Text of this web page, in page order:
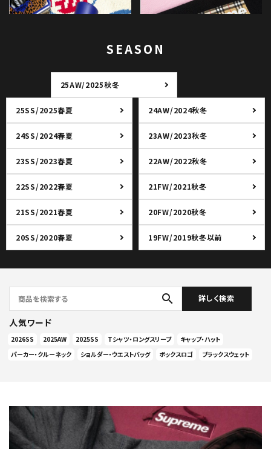
SEASON
25AW/2025秋冬
25SS/2025春夏 24AW/2024秋冬
24SS/2024春夏 23AW/2023秋冬
23SS/2023春夏 22AW/2022秋冬
22SS/2022春夏 21FW/2021秋冬
21SS/2021春夏 20FW/2020秋冬
20SS/2020春夏 19FW/2019秋冬以前
search 詳しく検索
人気ワード
2026SS 2025AW 2025SS Tシャツ・ロングスリーブ
キャップ・ハット
パーカー・クルーネック
ショルダー・ウエストバッグ ボックスロゴ ブラックスウェット